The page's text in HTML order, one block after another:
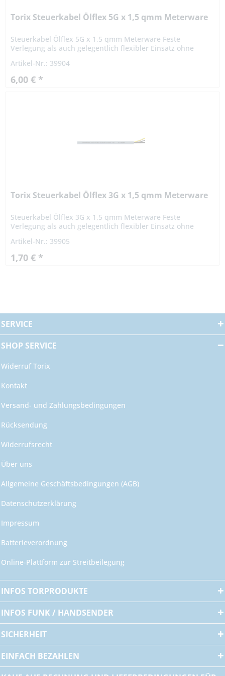
Torix Steuerkabel Ölflex 5G x 1,5 qmm Meterware
Steuerkabel Ölflex 5G x 1,5 qmm Meterware Feste
Verlegung als auch gelegentlich flexibler Einsatz ohne
wiederkehrender Bewegung,...
Artikel-Nr.: 39904
6,00 € *
Torix Steuerkabel Ölflex 3G x 1,5 qmm Meterware
Steuerkabel Ölflex 3G x 1,5 qmm Meterware Feste
Verlegung als auch gelegentlich flexibler Einsatz ohne
wiederkehrender Bewegung,...
Artikel-Nr.: 39905
1,70 € *
SERVICE
SHOP SERVICE
Widerruf Torix
Kontakt
Versand- und Zahlungsbedingungen
Rücksendung
Widerrufsrecht
Über uns
Allgemeine Geschäftsbedingungen (AGB)
Datenschutzerklärung
Impressum
Batterieverordnung
Online-Plattform zur Streitbeilegung
INFOS TORPRODUKTE
INFOS FUNK / HANDSENDER
SICHERHEIT
EINFACH BEZAHLEN